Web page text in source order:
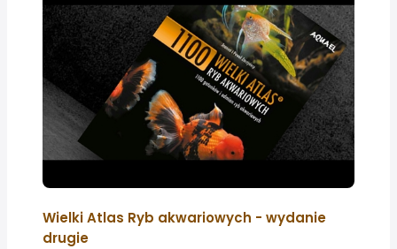
Wielki Atlas Ryb akwariowych - wydanie
drugie